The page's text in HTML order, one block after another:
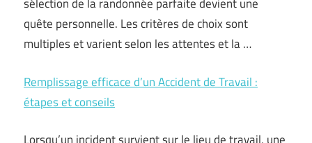
quête personnelle. Les critères de choix sont
multiples et varient selon les attentes et la …
Remplissage efficace d’un Accident de Travail :
étapes et conseils